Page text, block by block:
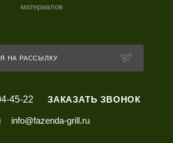
материалов
НА РАССЫЛКУ
45-22 ЗАКАЗАТЬ ЗВОНОК
info@fazenda-grill.ru